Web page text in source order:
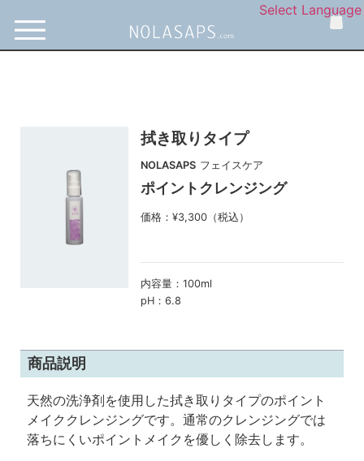
Select Language
拭き取りタイプ
NOLASAPS フェイスケア
ポイントクレンジング
価格：¥3,300（税込）
内容量： 100ml
pH： 6.8
商品説明
天然の洗浄剤を使用した拭き取りタイプのポイント
メイククレンジングです。通常のクレンジングでは
落ちにくいポイントメイクを優しく除去します。